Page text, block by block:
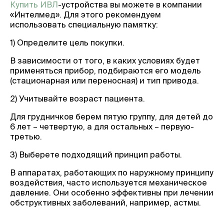
Купить ИВЛ-устройства вы можете в компании
«Интелмед». Для этого рекомендуем
использовать специальную памятку:
1) Определите цель покупки.
В зависимости от того, в каких условиях будет
применяться прибор, подбираются его модель
(стационарная или переносная) и тип привода.
2) Учитывайте возраст пациента.
Для грудничков берем пятую группу, для детей до
6 лет – четвертую, а для остальных – первую-
третью.
3) Выберете подходящий принцип работы.
В аппаратах, работающих по наружному принципу
воздействия, часто используется механическое
давление. Они особенно эффективны при лечении
обструктивных заболеваний, например, астмы.